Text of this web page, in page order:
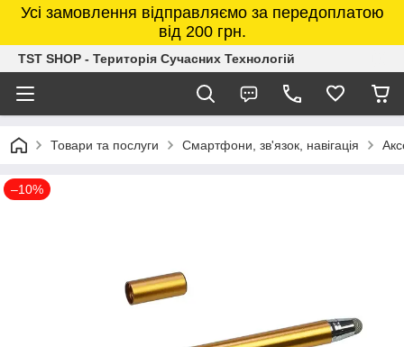
Усі замовлення відправляємо за передоплатою
від 200 грн.
TST SHOP - Територія Сучасних Технологій
Товари та послуги Смартфони, зв'язок, навігація
–10%